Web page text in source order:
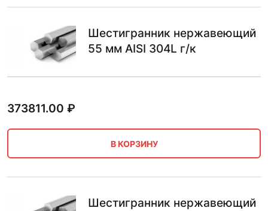
Шестигранник нержавеющий
55 мм AISI 304L г/к
373811.00 ₽
В КОРЗИНУ
Шестигранник нержавеющий